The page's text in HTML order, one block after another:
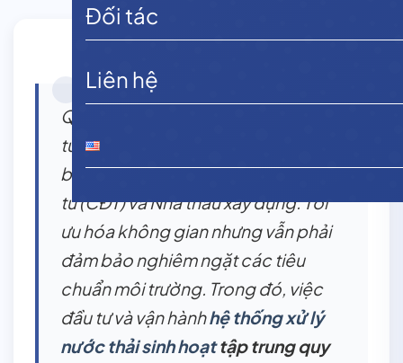
Đối tác
Liên hệ
Quá trình đô thị hóa và làn sóng đầu
tư hạ tầng diễn ra mạnh mẽ đặt ra
bài toán hóc búa cho các Chủ đầu
tư (CĐT) và Nhà thầu xây dựng: Tối
ưu hóa không gian nhưng vẫn phải
đảm bảo nghiêm ngặt các tiêu
chuẩn môi trường. Trong đó, việc
đầu tư và vận hànhhệ thống xử lý
nước thải sinh hoạt tập trung quy